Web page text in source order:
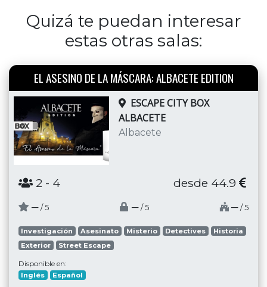
Quizá te puedan interesar
estas otras salas:
EL ASESINO DE LA MÁSCARA: ALBACETE EDITION
ESCAPE CITY BOX
ALBACETE
Albacete
2 - 4 desde 44.9
─ / 5 ─ / 5 ─ / 5
Investigación Asesinato Misterio Detectives
Historia
Exterior
Street Escape
Disponible en:
Inglés Español